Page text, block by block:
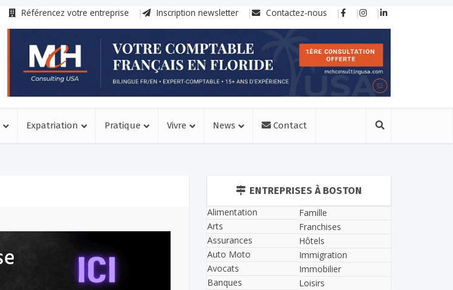
Référencez votre entreprise Inscription newsletter Contactez-nous
Expatriation Pratique Vivre News Contact
ENTREPRISES À BOSTON
Alimentation
Arts
Assurances
Auto Moto
Avocats
Banques
Famille
Franchises
Hôtels
Immigration
Immobilier
Loisirs